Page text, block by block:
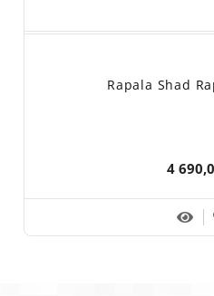
Rapala Shad
4